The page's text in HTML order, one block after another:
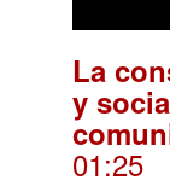
La
y
01:25